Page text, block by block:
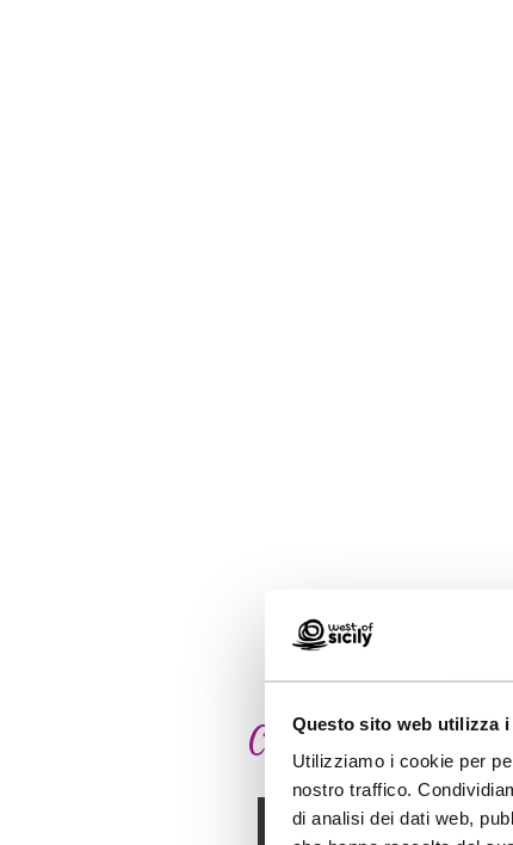
Questo sito web utilizza
Utilizziamo i cookie per
nostro traffico.
di analisi dei dati web,
Cerchiamo di